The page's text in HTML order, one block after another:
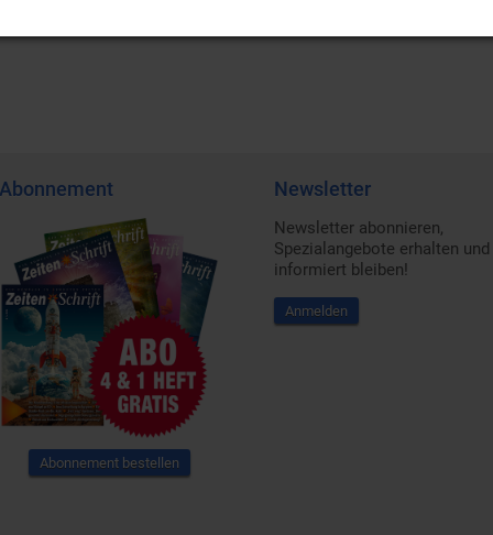
Abonnement
Abonnement bestellen
Newsletter
Newsletter abonnieren,
Spezialangebote erhalten und
informiert bleiben!
Anmelden